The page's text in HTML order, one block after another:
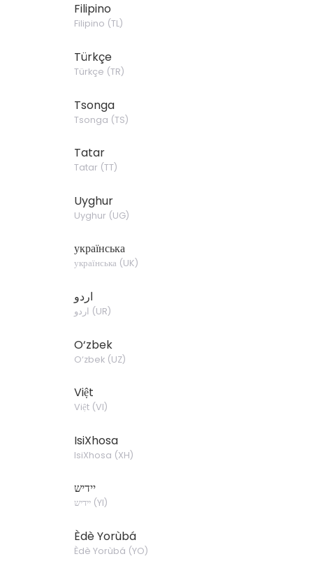
Filipino
Filipino (TL)
Türkçe
Türkçe (TR)
Tsonga
Tsonga (TS)
Tatar
Tatar (TT)
Uyghur
Uyghur (UG)
українська
українська (UK)
اردو
اردو (UR)
O‘zbek
O‘zbek(UZ)
Việt
Việt(VI)
IsiXhosa
IsiXhosa (XH)
יידיש
יידיש(YI)
Èdè Yorùbá
Èdè Yorùbá (YO)